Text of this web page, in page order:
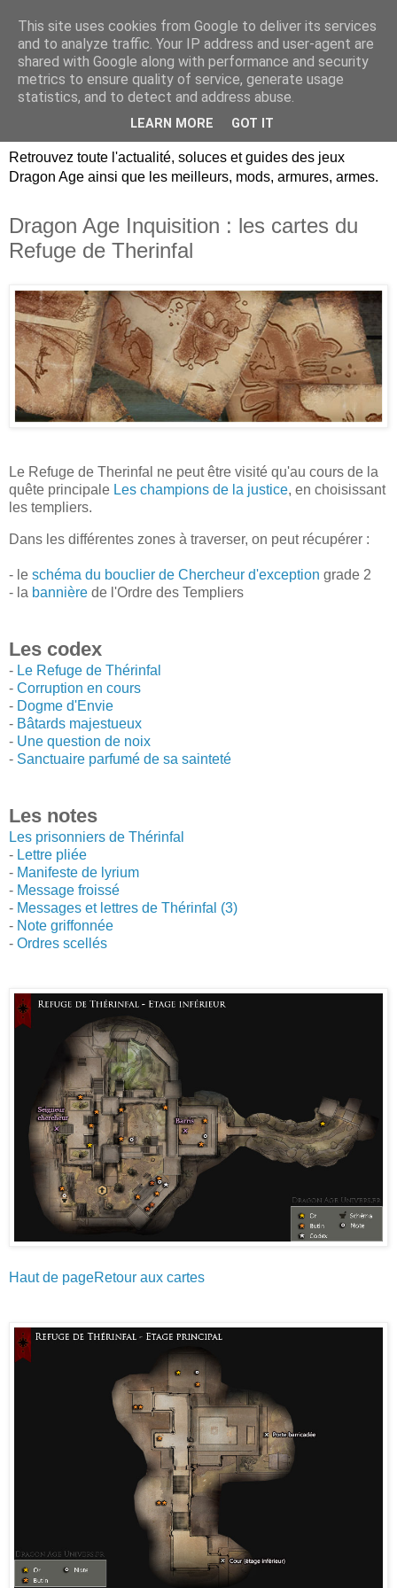
Dragon Age Univers :
Guides, soluces, infos sur
les jeux Dragon Age.
Retrouvez toute l'actualité, soluces et guides des jeux
Dragon Age ainsi que les meilleurs, mods, armures, armes.
Dragon Age Inquisition : les cartes du
Refuge de Therinfal
Le Refuge de Therinfal ne peut être visité qu'au cours de la
quête principale Les champions de la justice, en choisissant
les templiers.
Dans les différentes zones à traverser, on peut récupérer :
- le schéma du bouclier de Chercheur d'exception grade 2
- la bannière de l'Ordre des Templiers
Les codex
- Le Refuge de Thérinfal
- Corruption en cours
- Dogme d'Envie
- Bâtards majestueux
- Une question de noix
- Sanctuaire parfumé de sa sainteté
Les notes
Les prisonniers de Thérinfal
- Lettre pliée
- Manifeste de lyrium
- Message froissé
- Messages et lettres de Thérinfal (3)
- Note griffonnée
- Ordres scellés
Haut de pageRetour aux cartes
This site uses cookies from Google to deliver its services
and to analyze traffic. Your IP address and user-agent are
shared with Google along with performance and security
metrics to ensure quality of service, generate usage
statistics, and to detect and address abuse.
LEARN MORE GOT IT